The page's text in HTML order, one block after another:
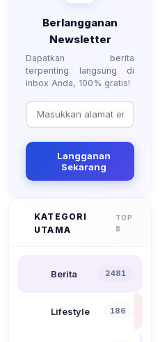
Berlangganan
Newsletter
Dapatkan berita
terpenting langsung di
inbox Anda, 100% gratis!
Langganan
Sekarang
KATEGORI
UTAMA
TOP
8
Berita 2481
Lifestyle 186